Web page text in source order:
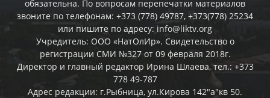
обязательна. По вопросам перепечатки материалов
звоните по телефонам: +373 (778) 49787, +373(778) 25234
или пишите по адресу: info@liktv.org
Учредитель: ООО «НатОлИр». Свидетельство о
регистрации СМИ №327 от 09 февраля 2018г.
Директор и главный редактор Ирина Шлаева, тел.: +373
778 49-787
Адрес редакции: г.Рыбница, ул.Кирова 142"а"кв 50.